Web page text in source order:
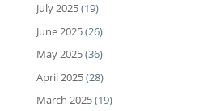
July 2025(19)
June 2025(26)
May 2025(36)
April 2025(28)
March 2025(19)